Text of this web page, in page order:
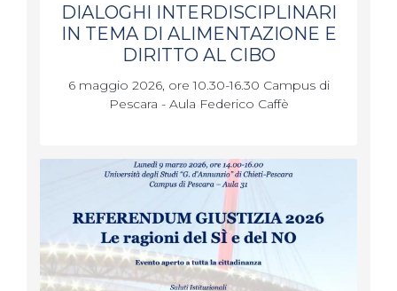
DIALOGHI INTERDISCIPLINARI
IN TEMA DI ALIMENTAZIONE E
DIRITTO AL CIBO
6 maggio 2026, ore 10.30-16.30 Campus di
Pescara - Aula Federico Caffè